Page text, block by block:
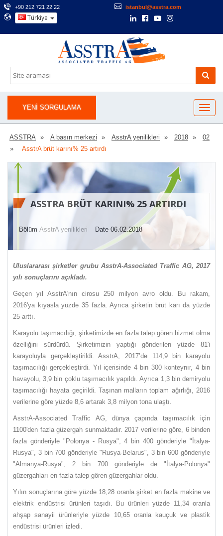
+90 212 721 22 22 istanbul@asstra.com
Türkiye
YENI SORGULAMA
ASSTRA A basın merkezi AsstrA yenilikleri 2018
02
AsstrA brüt karını% 25 artırdı
ASSTRA BRÜT KARINI% 25 ARTIRDI
Bölüm AsstrA yenilikleri Date 06.02.2018
Uluslararası şirketler grubu AsstrA-Associated Traffic AG, 2017
yılı sonuçlarını açıkladı.
Geçen yıl AsstrA'nın cirosu 250 milyon avro oldu. Bu rakam,
2016'ya kıyasla yüzde 35 fazla. Ayrıca şirketin brüt karı da yüzde
25 arttı.
Karayolu taşımacılığı, şirketimizde en fazla talep gören hizmet olma
özelliğini sürdürdü. Şirketimizin yaptığı gönderilen yüzde 81'i
karayoluyla gerçekleştirildi. AsstrA, 2017’de 114,9 bin karayolu
taşımacılığı gerçekleştirdi. Yıl içerisinde 4 bin 300 konteynır, 4 bin
havayolu, 3,9 bin çoklu taşımacılık yapıldı. Ayrıca 1,3 bin demiryolu
taşımacılığı hayata geçirildi. Taşınan malların toplam ağırlığı, 2016
verilerine göre yüzde 8,6 artarak 3,8 milyon tona ulaştı.
AsstrA-Associated Traffic AG, dünya çapında taşımacılık için
1100'den fazla güzergah sunmaktadır. 2017 verilerine göre, 6 binden
fazla gönderiyle "Polonya - Rusya", 4 bin 400 gönderiyle "İtalya-
Rusya", 3 bin 700 gönderiyle "Rusya-Belarus", 3 bin 600 gönderiyle
"Almanya-Rusya", 2 bin 700 gönderiyle de "İtalya-Polonya"
güzergahları en fazla talep gören güzergahlar oldu.
Yılın sonuçlarına göre yüzde 18,28 oranla şirket en fazla makine ve
elektrik endüstrisi ürünleri taşıdı. Bu ürünleri yüzde 11,34 oranla
ahşap sanayii ürünleriyle yüzde 10,65 oranla kauçuk ve plastik
endüstrisi ürünleri izledi.